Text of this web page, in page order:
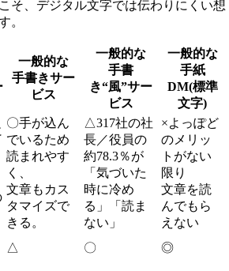
そ、デジタル文字では伝わりにくい想
。
一般的な
手書きサー
ビス
一般的な
手書
き“風”サー
ビス
一般的な
手紙
DM(標準
文字)
〇手が込ん
でいるため
読まれやす
く、
文章もカス
タマイズで
きる。
△317社の社
長／役員の
約78.3％が
「気づいた
時に冷め
る」「読ま
ない」
×よっぽど
のメリッ
トがない
限り
文章を読
んでもら
えない
△ 〇 ◎